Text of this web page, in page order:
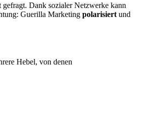
Dank sozialer Netzwerke kann
Guerilla Marketing polarisiert und
Hebel, von denen